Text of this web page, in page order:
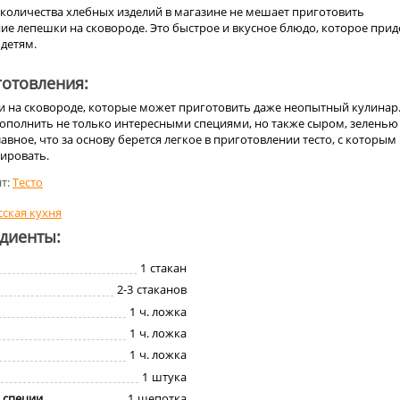
хлебных изделий в магазине не мешает приготовить
лепешки на сковороде. Это быстрое и вкусное блюдо, которое
на сковороде, которые может приготовить даже неопытный
не только интересными специями, но также сыром,
что за основу берется легкое в приготовлении тесто, с которым
Тесто
кухня
1 стакан
2-3 стаканов
1 ч. ложка
1 ч. ложка
1 ч. ложка
1 штука